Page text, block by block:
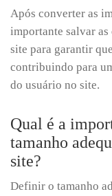
Após converter as
importante salvar
site para garantir
contribuindo para
do usuário no site.
Qual é a
tamanho
site?
Definir o tamanho